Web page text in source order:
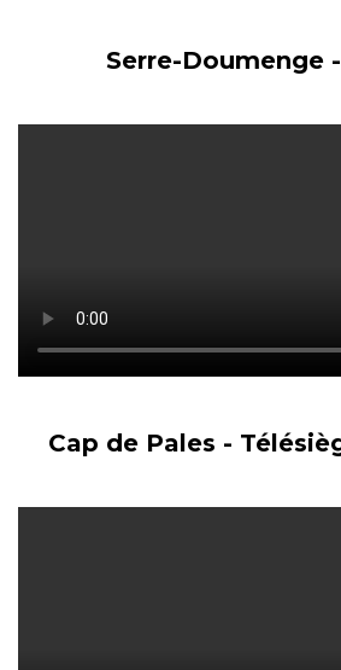
Serre-Doumenge
Cap de Pales -